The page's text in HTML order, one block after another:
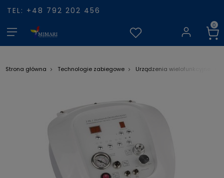
TEL: +48 792 202 456
Strona główna Technologie zabiegowe Urządzenia wielofunkcyjne